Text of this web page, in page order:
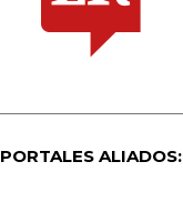
PORTALES ALIADOS: